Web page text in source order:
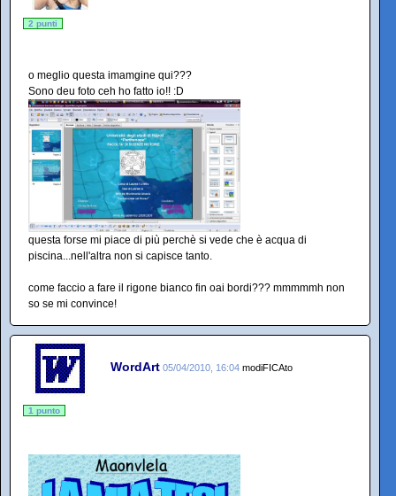
2 punti
o meglio questa imamgine qui???
Sono deu foto ceh ho fatto io!! :D
questa forse mi piace di più perchè si vede che è acqua di
piscina...nell'altra non si capisce tanto.
come faccio a fare il rigone bianco fin oai bordi??? mmmmmh non
so se mi convince!
WordArt 05/04/2010, 16:04 modiFICAto
1 punto